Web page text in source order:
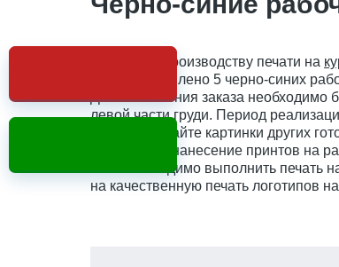
Работы по производству печати на
было изготовлено 5 черно-синих
Для исполнения заказа необходимо
левой части груди. Период
Просматривайте картинки других
данные про нанесение принтов на
Вам необходимо выполнить печать
на качественную печать логотипов